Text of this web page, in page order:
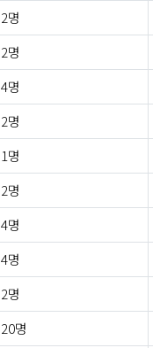
2명
2명
4명
2명
1명
2명
4명
4명
2명
20명